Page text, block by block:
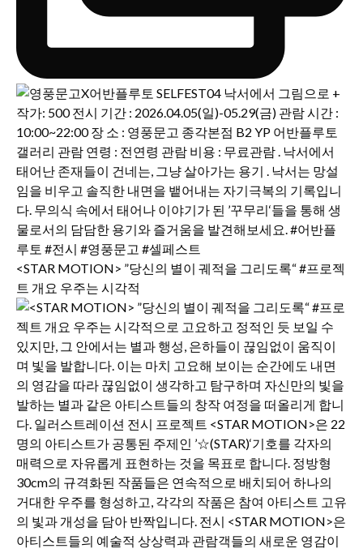
<STAR MOTION> ”당신의 별이 궤적을 그리도록“ #프로젝
트 개요 우주는 시각적